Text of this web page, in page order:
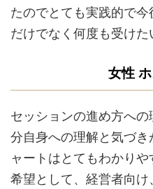
たのでとても実践的で
だけでなく何度も受けた
女性
セッションの進め方へ
分自身への理解と気づ
ャートはとてもわかり
希望として、経営者向